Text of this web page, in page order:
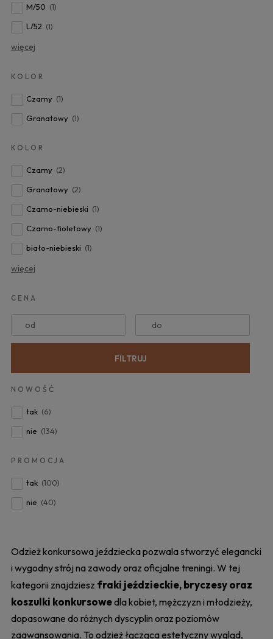
M/50 (1)
L/52 (1)
więcej
KOLOR
Czarny (1)
Granatowy (1)
KOLOR
Czarny (2)
Granatowy (2)
Czarno-niebieski (1)
Czarno-fioletowy (1)
biało-niebieski (1)
więcej
CENA
od do
FILTRUJ
NOWOŚĆ
tak (6)
nie (134)
PROMOCJA
tak (100)
nie (40)
Odzież konkursowa jeździecka pozwala stworzyć elegancki
i wygodny strój na zawody oraz oficjalne treningi. W tej
kategorii znajdziesz fraki jeździeckie, bryczesy oraz
koszulki konkursowedla kobiet, mężczyzn i młodzieży,
dopasowane do różnych dyscyplin oraz poziomów
zaawansowania. To odzież łącząca estetyczny wygląd,